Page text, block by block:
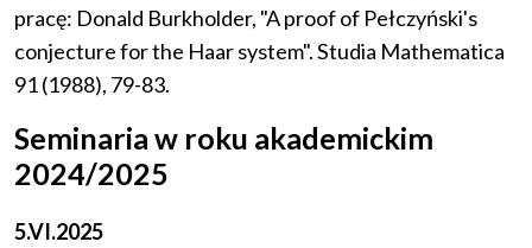
pracę: Donald Burkholder, "A proof of Pełczyński's
conjecture for the Haar system". Studia Mathematica
91 (1988), 79-83.
Seminaria w roku akademickim
2024/2025
5.VI.2025